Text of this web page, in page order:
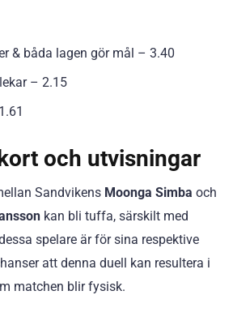
& båda lagen gör mål – 3.40
– 2.15
och utvisningar
Sandvikens Moonga Simba och
kan bli tuffa, särskilt med
spelare är för sina respektive
att denna duell kan resultera i
matchen blir fysisk.